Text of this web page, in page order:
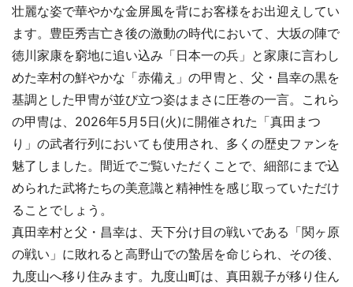
壮麗な姿で華やかな金屏風を背にお客様をお出迎えしてい
ます。豊臣秀吉亡き後の激動の時代において、大坂の陣で
徳川家康を窮地に追い込み「日本一の兵」と家康に言わし
めた幸村の鮮やかな「赤備え」の甲冑と、父・昌幸の黒を
基調とした甲冑が並び立つ姿はまさに圧巻の一言。これら
の甲冑は、2026年5月5日(火)に開催された「真田まつ
り」の武者行列においても使用され、多くの歴史ファンを
魅了しました。間近でご覧いただくことで、細部にまで込
められた武将たちの美意識と精神性を感じ取っていただけ
ることでしょう。
真田幸村と父・昌幸は、天下分け目の戦いである「関ヶ原
の戦い」に敗れると高野山での蟄居を命じられ、その後、
九度山へ移り住みます。九度山町は、真田親子が移り住ん